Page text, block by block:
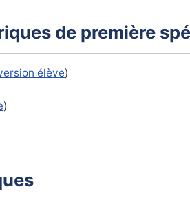
de première
élève)
)